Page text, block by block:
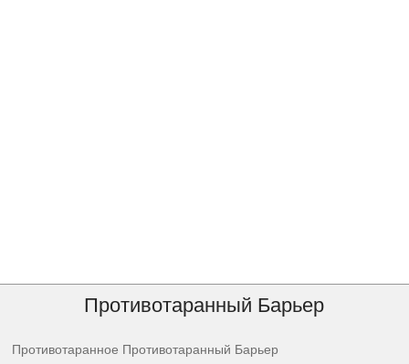
Противотаранный Барьер
Противотаранное Противотаранный Барьер